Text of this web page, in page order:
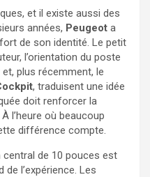
et il existe aussi des
années, Peugeot a
de son identité. Le petit
l’orientation du poste
plus récemment, le
, traduisent une idée
doit renforcer la
l’heure où beaucoup
différence compte.
central de 10 pouces est
l’expérience. Les